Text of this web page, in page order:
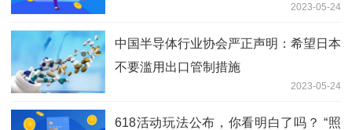
2023-05-24
中国半导体行业协会严正声明：希望日本
不要滥用出口管制措施
2023-05-24
618活动玩法公布，你看明白了吗？ “照